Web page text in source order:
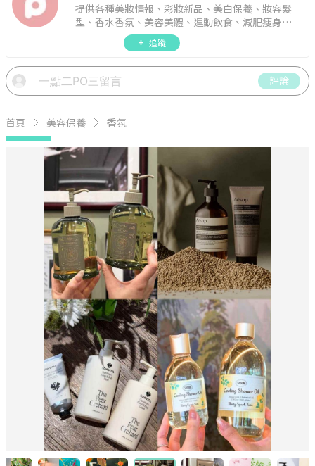
提供各種美妝情報、彩妝新品、美白保養、妝容髮
型、香水香氛、美容美體、運動飲食、減肥瘦身、
週年慶資訊。
追蹤
評論
首頁 美容保養 香氛